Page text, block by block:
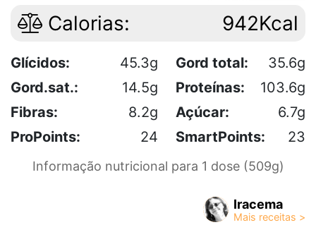
Calorias: 942Kcal
Glícidos: 45.3g Gord total:
35.6g
Gord.sat.:
14.5g Proteínas:
103.6g
Fibras:
8.2g Açúcar:
6.7g
ProPoints:
24 SmartPoints: 23
Informação nutricional para 1 dose (509g)
Iracema